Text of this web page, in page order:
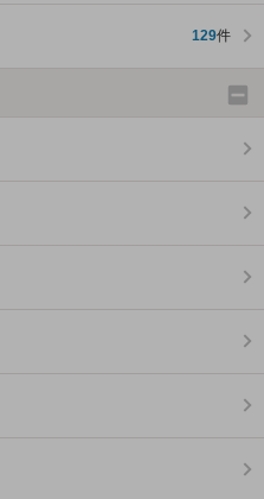
129件